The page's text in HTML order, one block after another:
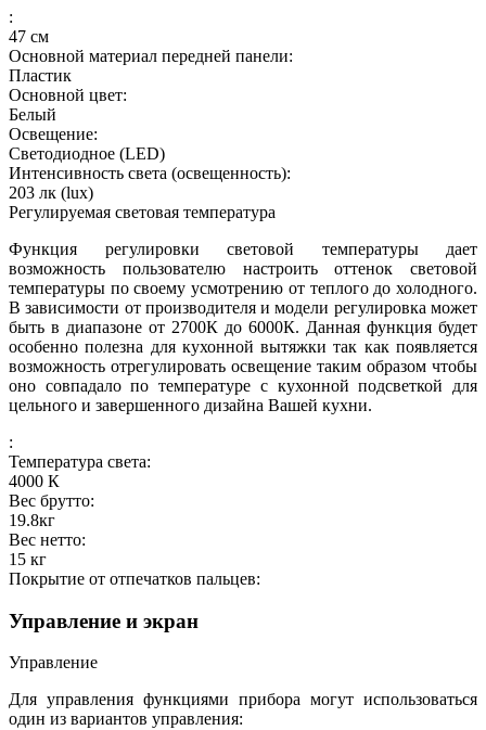
:
47 см
Основной материал передней панели:
Пластик
Основной цвет:
Белый
Освещение:
Светодиодное (LED)
Интенсивность света (освещенность):
203 лк (lux)
Регулируемая световая температура
Функция регулировки световой температуры дает
возможность пользователю настроить оттенок световой
температуры по своему усмотрению от теплого до холодного.
В зависимости от производителя и модели регулировка может
быть в диапазоне от 2700К до 6000К. Данная функция будет
особенно полезна для кухонной вытяжки так как появляется
возможность отрегулировать освещение таким образом чтобы
оно совпадало по температуре с кухонной подсветкой для
цельного и завершенного дизайна Вашей кухни.
:
Температура света:
4000 К
Вес брутто:
19.8кг
Вес нетто:
15 кг
Покрытие от отпечатков пальцев:
Управление и экран
Управление
Для управления функциями прибора могут использоваться
один из вариантов управления: